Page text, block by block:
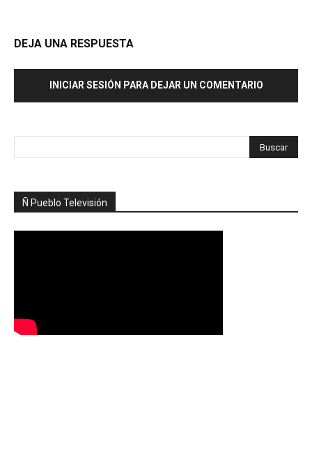
DEJA UNA RESPUESTA
INICIAR SESIÓN PARA DEJAR UN COMENTARIO
Ñ Pueblo Televisión